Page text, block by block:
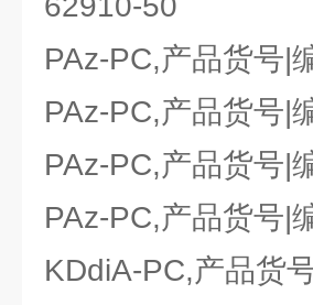
PAz-PC,产品货号|
PAz-PC,产品货号|
PAz-PC,产品货号|
PAz-PC,产品货号|
KDdiA-PC,产品货